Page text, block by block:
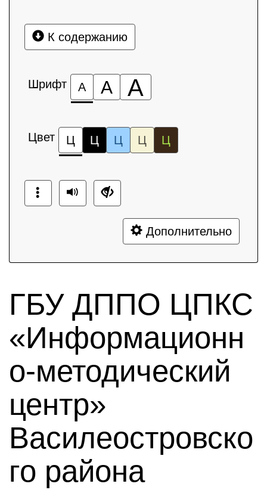
К содержанию
Шрифт А А А
Цвет Ц Ц Ц Ц Ц
Дополнительно
ГБУ ДППО ЦПКС
«Информационн
о-методический
центр»
Василеостровско
го района